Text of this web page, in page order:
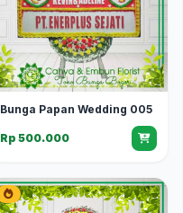
Bunga Papan Wedding 005
Rp 500.000